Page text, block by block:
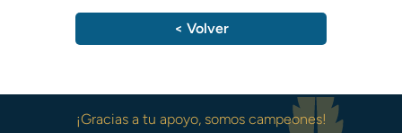
< Volver
¡Gracias a tu apoyo, somos campeones!